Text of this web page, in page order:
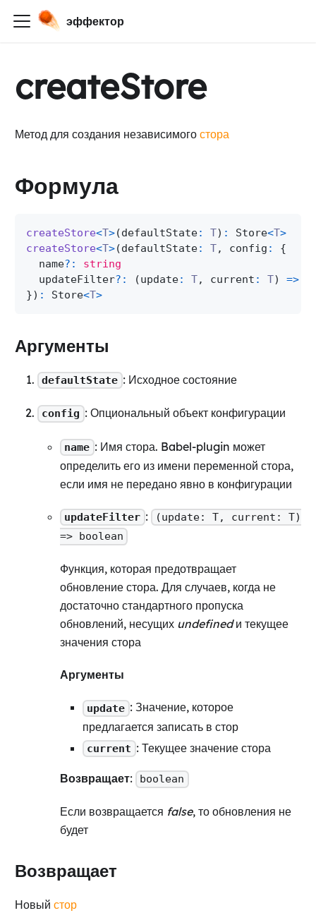
эффектор
createStore
Метод для создания независимого стора
Формула
createStore<T>(defaultState: T) : Store<T>
createStore<T>(defaultState: T, config :
{
  name
? :
string
  updateFilter
? : (update: T, current : T) =>
}) : Store<T>
Аргументы
defaultState : Исходное состояние
config : Опциональный объект конфигурации
name : Имя стора. Babel-plugin может
определить его из имени переменной стора,
если имя не передано явно в конфигурации
updateFilter :
(update: T, current: T)
=> boolean
Функция, которая предотвращает
обновление стора. Для случаев, когда не
достаточно стандартного пропуска
обновлений, несущих undefinedи текущее
значения стора
Аргументы
update : Значение, которое
предлагается записать в стор
current : Текущее значение стора
Возвращает: boolean
Если возвращается false, то обновления не
будет
Возвращает
Новый стор